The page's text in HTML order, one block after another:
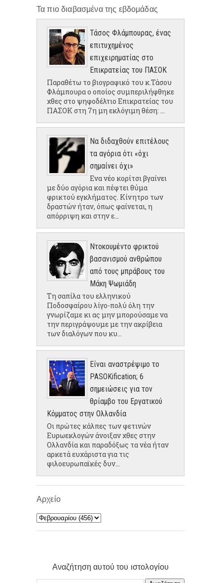
Τα πιο διαβασμένα της εβδομάδας
Τάσος Φλάμπουρας, ένας
επιτυχημένος
επιχειρηματίας στο
Επικρατείας του ΠΑΣΟΚ
Παραθέτω το βιογραφικό του κ.Τάσου
Φλάμπουρα ο οποίος συμπεριλήφθηκε
χθες στο ψηφοδέλτιο Επικρατείας του
ΠΑΣΟΚ στη 7η μη εκλόγιμη θέση: ...
Να διδαχθούν επιτέλους
τα αγόρια ότι «όχι
σημαίνει όχι»
Ενα νέο κορίτσι βγαίνει
με δύο αγόρια και πέφτει θύμα
φρικτού εγκλήματος. Κίνητρο των
δραστών ήταν, όπως φαίνεται, η
απόρριψη και στην ε...
Ντοκουμέντο φρικτού
βασανισμού ανθρώπου
από τους μπράβους του
Μάκη Ψωμιάδη
Τη σαπίλα του ελληνικού
Ποδοσφαίρου λίγο-πολύ όλη την
γνωρίζαμε κι ας μην μπορούσαμε να
την περιγράψουμε με την ακρίβεια
των διαλόγων που κυ...
Είναι αναστρέψιμο το
PASOKification; 6
σημειώσεις για τον
θρίαμβο του Εργατικού
Κόμματος στην Ολλανδία
Οι πρώτες κάλπες των φετινών
Ευρωεκλογών άνοιξαν χθες στην
Ολλανδία και παραδόξως τα νέα ήταν
αρκετά ευχάριστα για τις
φιλοευρωπαϊκές δυν...
Αρχείο
Αναζήτηση αυτού του ιστολογίου